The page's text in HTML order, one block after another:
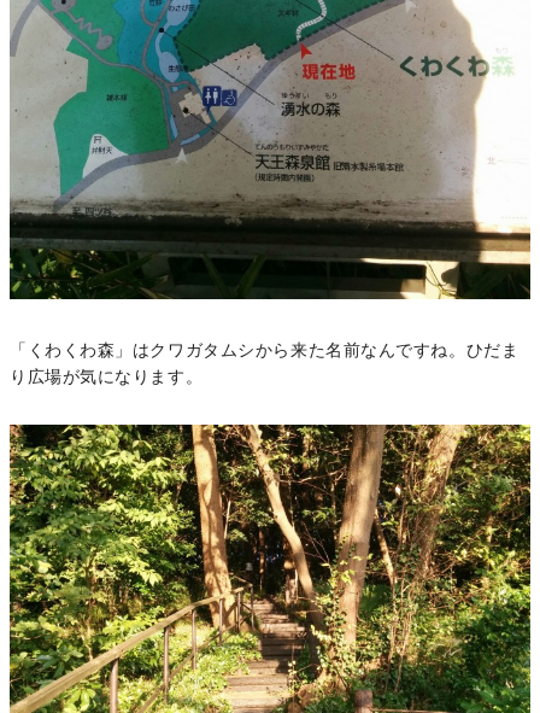
「くわくわ森」はクワガタムシから来た名前なんですね。ひだま
り広場が気になります。